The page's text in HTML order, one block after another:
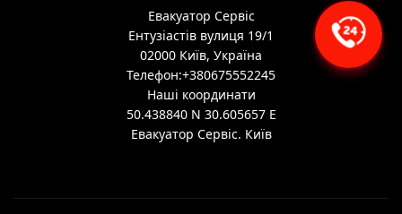
Евакуатор Сервіс
Ентузіастів вулиця 19/1
02000 Київ, Україна
Телефон:+380675552245
Наші координати
50.438840 N 30.605657 E
Евакуатор Сервіс. Київ